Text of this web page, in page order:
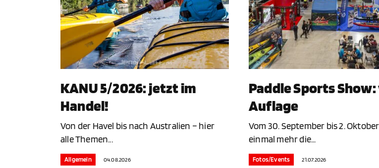
KANU 5/2026: jetzt im
Handel!
Von der Havel bis nach Australien – hier
alle Themen...
Allgemein 04.08.2026
Paddle Sports
Auflage
Vom 30. September bis 2.
einmal mehr die...
Fotos/Events 21.07.2026